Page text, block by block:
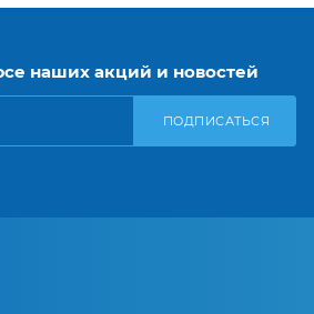
наших акций и новостей
ПОДПИСАТЬСЯ